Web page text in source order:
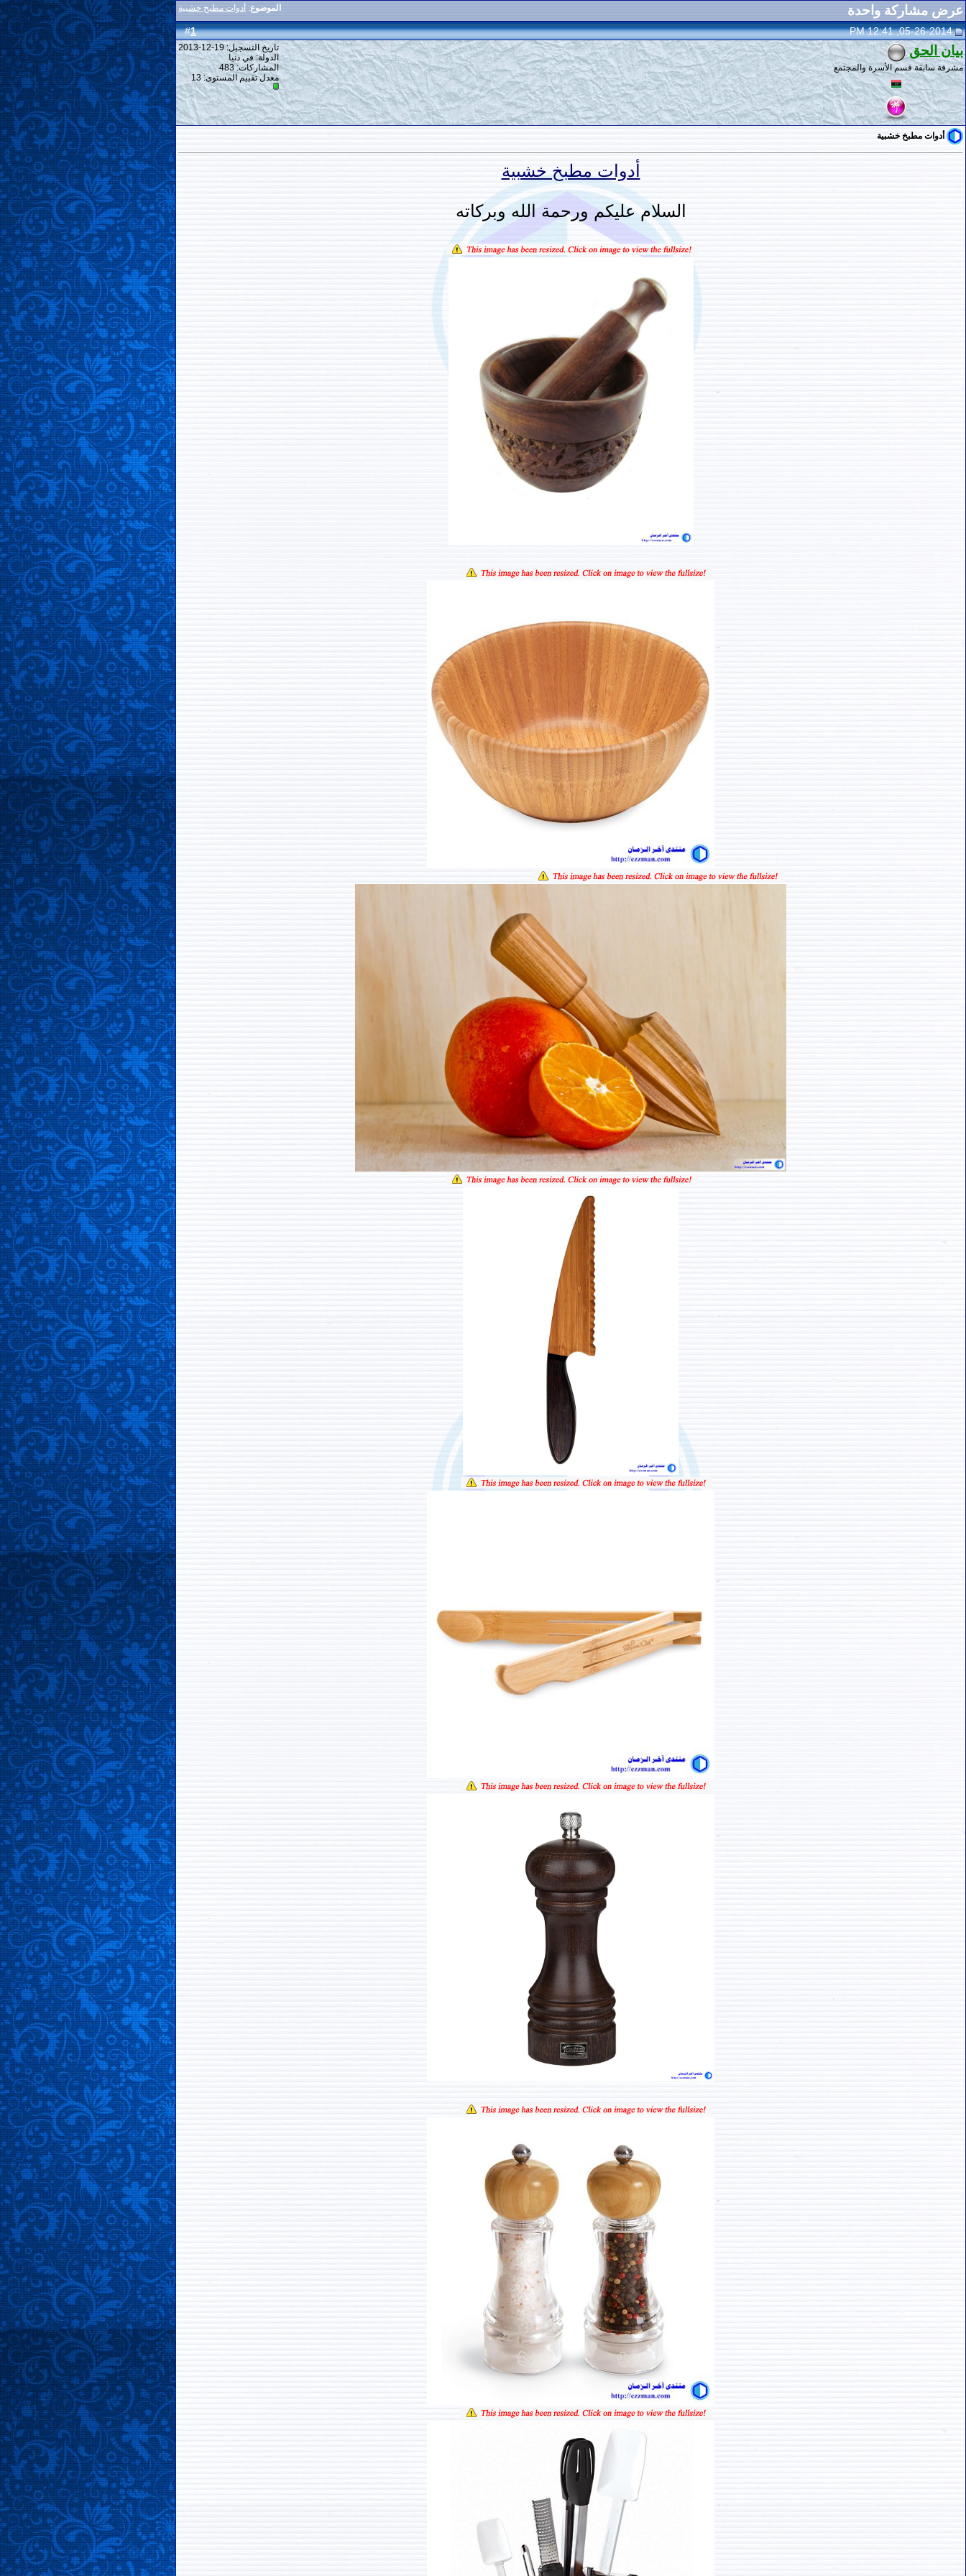
الموضوع: أدوات مطبخ خشبية عرض مشاركة واحدة
#
1 05-26-2014, 12:41 PM
بيان الحق
مشرفة سابقة قسم الأسرة والمجتمع
تاريخ التسجيل: 19-12-2013
الدولة: في دنيا
المشاركات: 483
معدل تقييم المستوى: 13
أدوات مطبخ خشبية
أدوات مطبخ خشبية
السلام عليكم ورحمة الله وبركاته